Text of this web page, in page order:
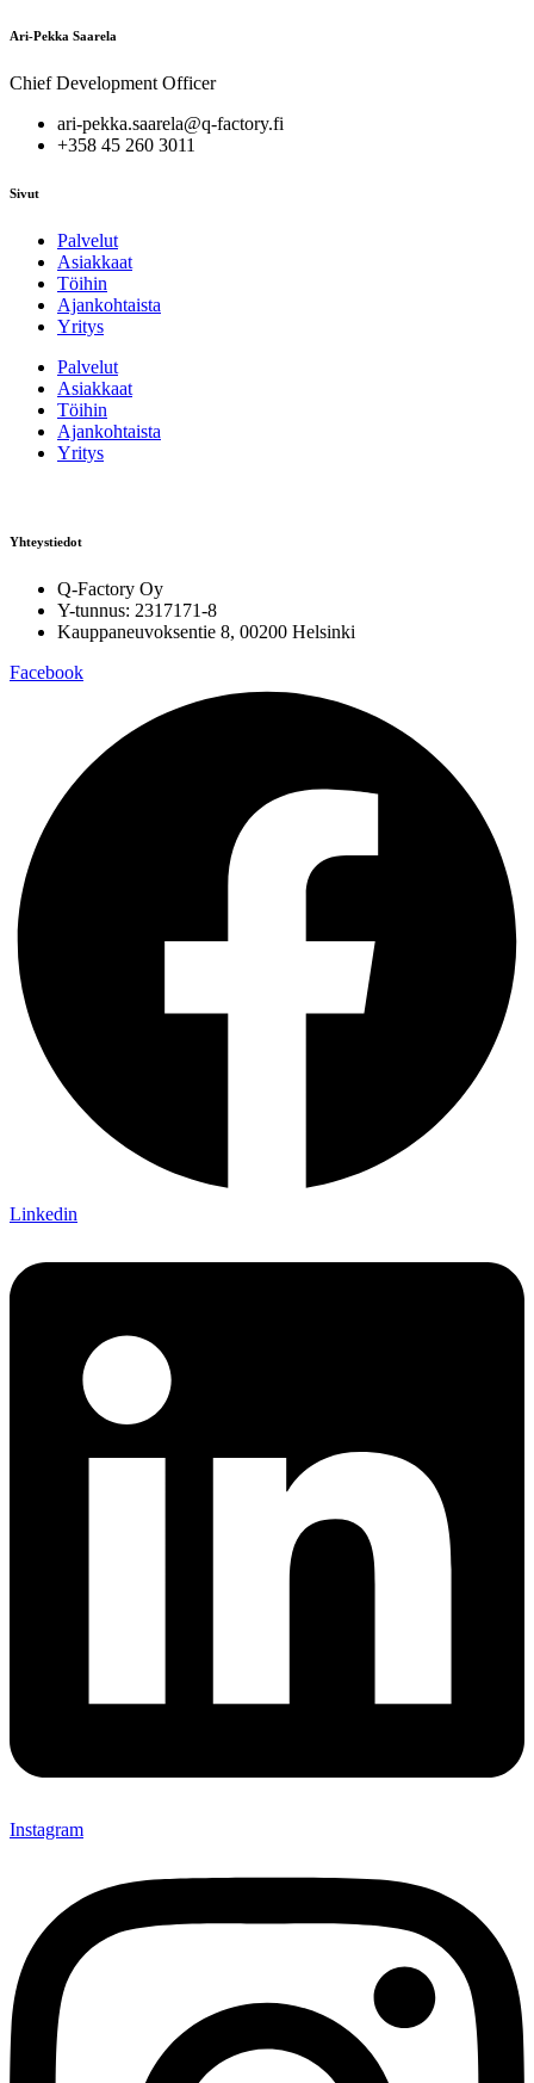
Ari-Pekka Saarela
Chief Development Officer
ari-pekka.saarela@q-factory.fi
+358 45 260 3011
Sivut
Palvelut
Asiakkaat
Töihin
Ajankohtaista
Yritys
Palvelut
Asiakkaat
Töihin
Ajankohtaista
Yritys
Yhteystiedot
Q-Factory Oy
Y-tunnus: 2317171-8
Kauppaneuvoksentie 8, 00200 Helsinki
Facebook
Linkedin
Instagram